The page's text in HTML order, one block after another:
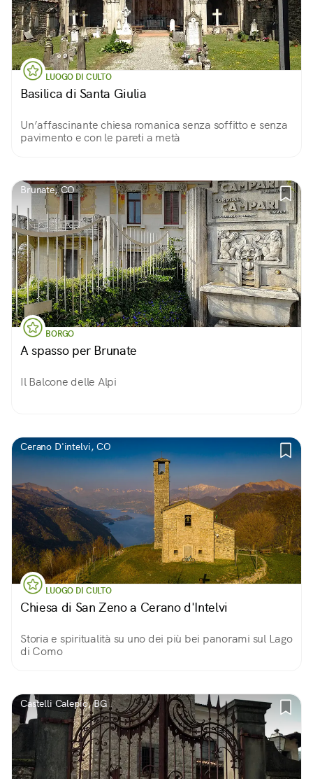
LUOGO DI CULTO
Basilica di Santa Giulia
Un’affascinante chiesa romanica senza soffitto e senza
pavimento e con le pareti a metà
Brunate, CO
BORGO
A spasso per Brunate
Il Balcone delle Alpi
Cerano D'intelvi, CO
LUOGO DI CULTO
Chiesa di San Zeno a Cerano d'Intelvi
Storia e spiritualità su uno dei più bei panorami sul Lago
di Como
Castelli Calepio, BG